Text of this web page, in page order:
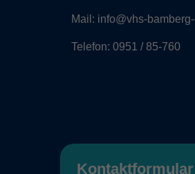
Mail: info@vhs-
Telefon: 0951 / 85-760
Kontaktformular